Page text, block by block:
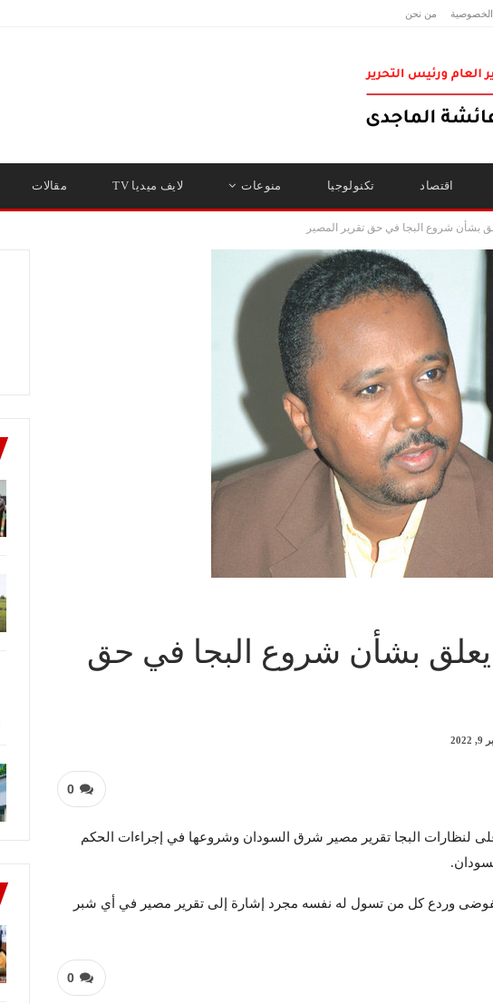
من نحن
اقتصاد تكنولوجيا منوعات لايف ميديا TV مقالات
بشأن شروع البجا في حق تقرير المصير
يعلق بشأن شروع البجا في حق
0
لنظارات البجا تقرير مصير شرق السودان وشروعها في إجراءات الحكم
وردع كل من تسول له نفسه مجرد إشارة إلى تقرير مصير في أي شبر
0